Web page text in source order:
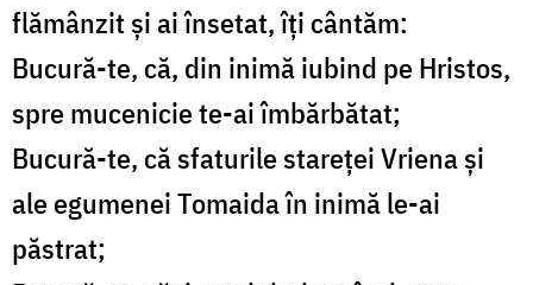
flămânzit şi ai însetat, îţi cântăm:
Bucură-te, că, din inimă iubind pe Hristos,
spre mucenicie te-ai îmbărbătat;
Bucură-te, că sfaturile stareţei Vriena şi
ale egumenei Tomaida în inimă le-ai
păstrat;